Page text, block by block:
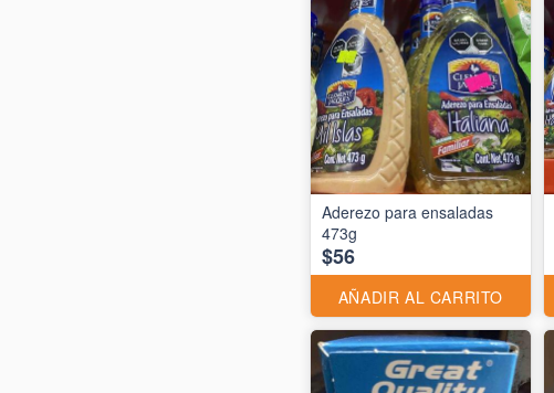
Aderezo para ensaladas
473g
$56
AÑADIR AL CARRITO